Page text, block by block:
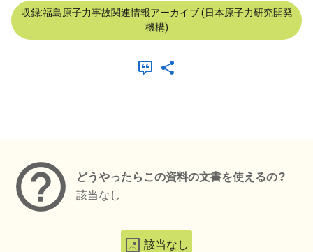
収録:福島原子力事故関連情報アーカイブ (日本原子力研究開発
機構)
どうやったらこの資料の文書を使えるの？
該当なし
該当なし